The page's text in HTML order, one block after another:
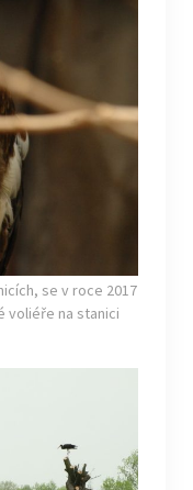
se v roce 2017
voliéře na stanici